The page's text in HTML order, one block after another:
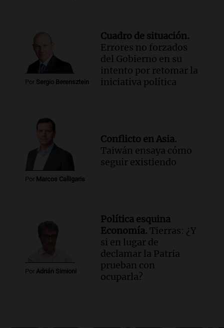
Por Sergio Berensztein
Cuadro de situación.
Errores no forzados
del Gobierno en su
intento por retomar la
iniciativa política
Por Marcos Calligaris
Conflicto en Asia.
Taiwán ensaya cómo
seguir existiendo
Por Adrián Simioni
Política esquina
Economía. Tierras: ¿Y
si en lugar de
declamar la Patria
prueban con
ocuparla?